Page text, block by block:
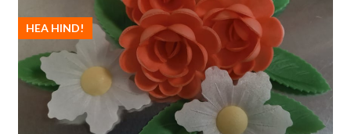
HEA HIND!